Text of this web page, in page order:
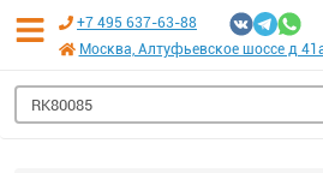
+7 495 637-63-88
Москва, Алтуфьевское шоссе д